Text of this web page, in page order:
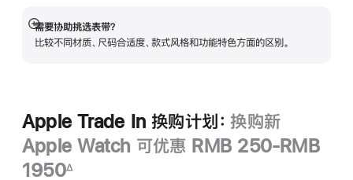
需要协助挑选表带？
比较不同材质、尺码合适度、款式风格和功能特色方面的区别。
展
开
Apple Trade In 换购计划： 换购新
Apple Watch 可优惠 RMB 250-RMB
1950∆